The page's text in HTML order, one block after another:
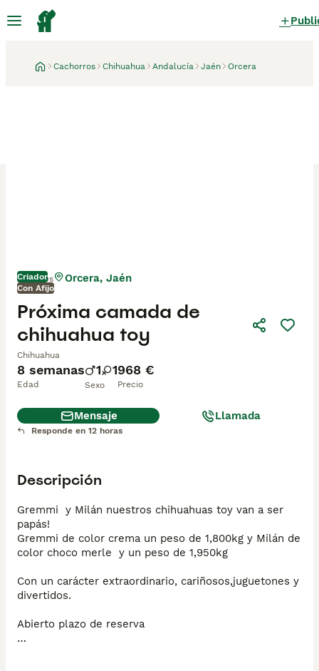
Cachorros Chihuahua Andalucía Jaén Orcera
Criador
Con Afijo
Mamá
8 semanas
Edad
1 1
Sexo
968 €
Precio
Próxima camada de
chihuahua toy
Chihuahua
1 mes Orcera, Jaén
Mensaje Llamada
Responde en 12 horas
Descripción
Gremmi  y Milán nuestros chihuahuas toy van a ser
papás!
Gremmi de color crema un peso de 1,800kg y Milán de
color choco merle  y un peso de 1,950kg
Con un carácter extraordinario, cariñosos,juguetones y
divertidos.
Abierto plazo de reserva